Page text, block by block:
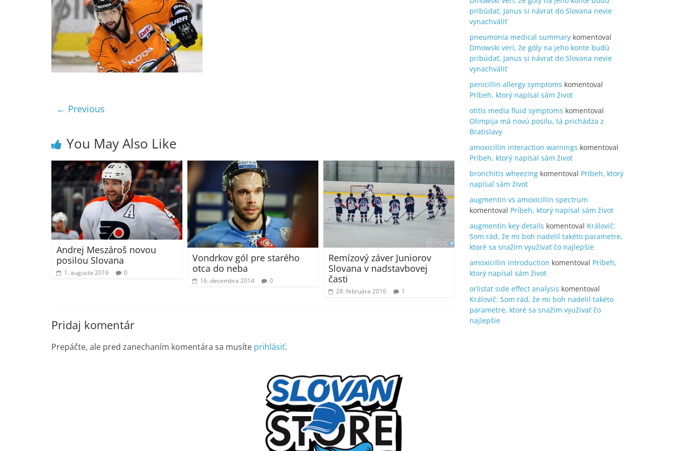
← Previous
You May Also Like
Andrej Meszároš novou
posilou Slovana
1. augusta 2016 0
Vondrkov gól pre starého
otca do neba
16. decembra 2014 0
Remízový záver Juniorov
Slovana v nadstavbovej
časti
28. februára 2016 1
Pridaj komentár
Prepáčte, ale pred zanechaním komentára sa musíte prihlásiť.
pribúdať, Janus si návrat do Slovana nevie
vynachváliť
pneumonia medical summary komentoval
Dmowski verí, že góly na jeho konte budú
pribúdať, Janus si návrat do Slovana nevie
vynachváliť
penicillin allergy symptoms komentoval
Príbeh, ktorý napísal sám život
otitis media fluid symptoms komentoval
Olimpija má novú posilu, tá prichádza z
Bratislavy
amoxicillin interaction warnings komentoval
Príbeh, ktorý napísal sám život
bronchitis wheezing komentoval Príbeh, ktorý
napísal sám život
augmentin vs amoxicillin spectrum
komentoval Príbeh, ktorý napísal sám život
augmentin key details komentoval Královič:
Som rád, že mi boh nadelil takéto parametre,
ktoré sa snažím využívať čo najlepšie
amoxicillin introduction komentoval Príbeh,
ktorý napísal sám život
orlistat side effect analysis komentoval
Královič: Som rád, že mi boh nadelil takéto
parametre, ktoré sa snažím využívať čo
najlepšie